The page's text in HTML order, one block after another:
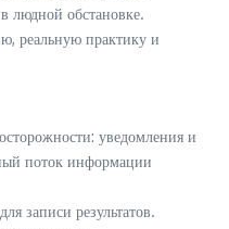
людной обстановке.
реальную практику и
уведомления и
поток информации
записи результатов.